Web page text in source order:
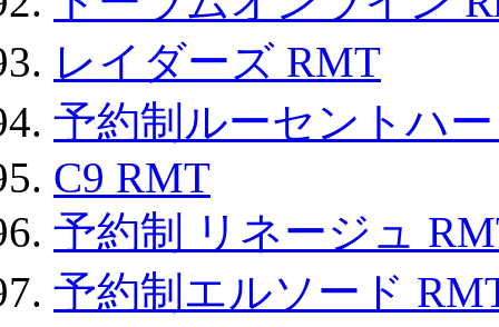
レイダーズ RMT
予約制ルーセントハ
C9 RMT
予約制 リネージュ
予約制エルソード